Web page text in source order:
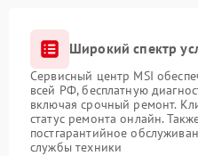
Широкий спектр
Сервисный центр MSI
всей РФ, бесплатную
включая срочный ремонт.
статус ремонта онлайн.
постгарантийное
службы техники